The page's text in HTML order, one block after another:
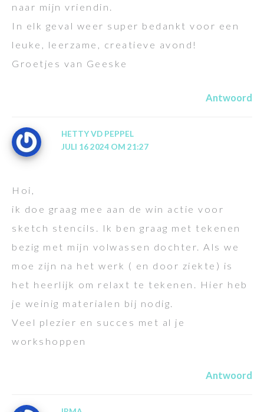
naar mijn vriendin.
In elk geval weer super bedankt voor een
leuke, leerzame, creatieve avond!
Groetjes van Geeske
Antwoord
HETTY VD PEPPEL
JULI 16 2024 OM 21:27
Hoi,
ik doe graag mee aan de win actie voor
sketch stencils. Ik ben graag met tekenen
bezig met mijn volwassen dochter. Als we
moe zijn na het werk ( en door ziekte) is
het heerlijk om relaxt te tekenen. Hier heb
je weinig materialen bij nodig.
Veel plezier en succes met al je
workshoppen
Antwoord